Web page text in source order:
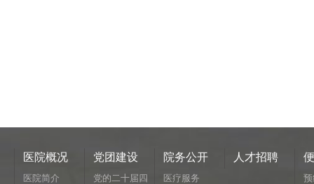
医院概况
医院简介
党团建设
党的二十届四
院务公开
医疗服务
人才招聘